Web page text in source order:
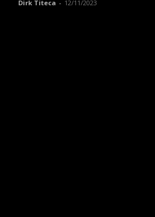
Dirk Titeca - 12/11/2023